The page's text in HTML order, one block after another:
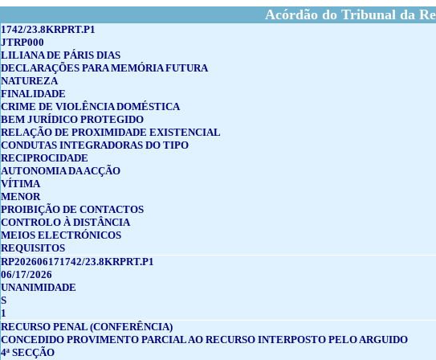
Acórdão do Tribunal da
1742/23.8KRPRT.P1
JTRP000
LILIANA DE PÁRIS DIAS
DECLARAÇÕES PARA MEMÓRIA FUTURA
NATUREZA
FINALIDADE
CRIME DE VIOLÊNCIA DOMÉSTICA
BEM JURÍDICO PROTEGIDO
RELAÇÃO DE PROXIMIDADE EXISTENCIAL
CONDUTAS INTEGRADORAS DO TIPO
RECIPROCIDADE
AUTONOMIA DA ACÇÃO
VÍTIMA
MENOR
PROIBIÇÃO DE CONTACTOS
CONTROLO À DISTÂNCIA
MEIOS ELECTRÓNICOS
REQUISITOS
RP202606171742/23.8KRPRT.P1
06/17/2026
UNANIMIDADE
S
1
RECURSO PENAL (CONFERÊNCIA)
CONCEDIDO PROVIMENTO PARCIAL AO RECURSO INTERPOSTO PELO ARGUIDO
4ª SECÇÃO